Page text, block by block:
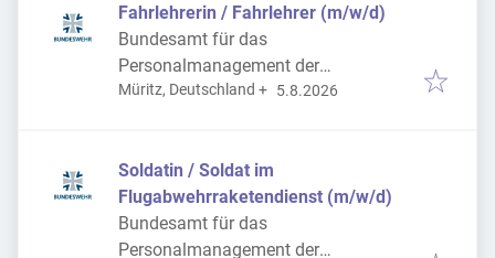
Fahrlehrerin / Fahrlehrer (m/w/d)
Bundesamt für das
Personalmanagement der
Bundeswehr
Müritz, Deutschland + Veröffentlicht
5.8.2026
Soldatin / Soldat im
Flugabwehrraketendienst (m/w/d)
Bundesamt für das
Personalmanagement der